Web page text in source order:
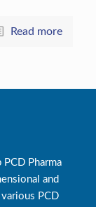
Read more
PCD Pharma
and
PCD